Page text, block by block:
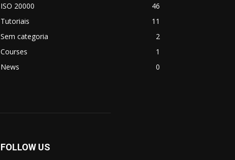
ISO 20000
46
Tutoriais
11
Sem categoria
2
Courses
1
News
0
FOLLOW US